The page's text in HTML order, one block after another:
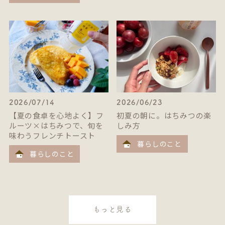
2026/07/14
【夏の食卓を心地よく】フ
ルーツ×はちみつで、旬を
味わうフレンチトースト
暮らしのこと
2026/06/23
初夏の朝に。はちみつの楽
しみ方
暮らしのこと
もっと見る